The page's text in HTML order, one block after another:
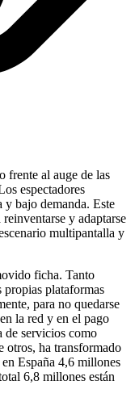
frente al auge de las
espectadores
y bajo demanda. Este
y adaptarse
multipantalla y
ficha. Tanto
propias plataformas
para no quedarse
la red y en el pago
de servicios como
ha transformado
España 4,6 millones
6,8 millones están